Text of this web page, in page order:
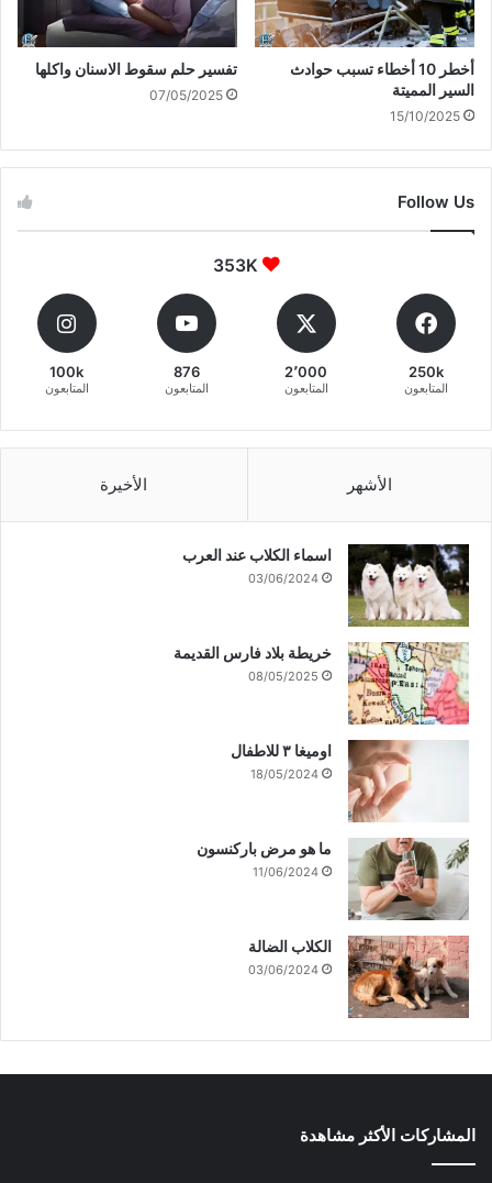
أخطر 10 أخطاء تسبب حوادث
السير المميتة
15/10/2025
تفسير حلم سقوط الاسنان واكلها
07/05/2025
Follow Us
353K
250k
المتابعون
2٬000
المتابعون
876
المتابعون
100k
المتابعون
الأشهر الأخيرة
اسماء الكلاب عند العرب
03/06/2024
خريطة بلاد فارس القديمة
08/05/2025
اوميغا ٣ للاطفال
18/05/2024
ما هو مرض باركنسون
11/06/2024
الكلاب الضالة
03/06/2024
المشاركات الأكثر مشاهدة